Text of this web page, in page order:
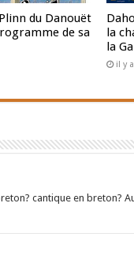
du Danouët
de sa
la
la
il y
cantique en breton?